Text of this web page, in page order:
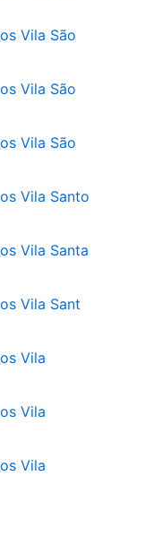
Vila São
Vila São
Vila São
Vila Santo
Vila Santa
Vila Sant
Vila
Vila
Vila